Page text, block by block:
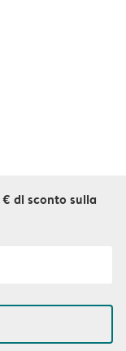
di sconto sulla